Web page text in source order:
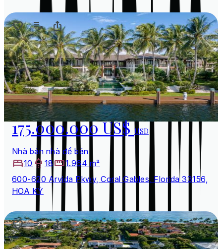
175.000.000 US$USD
Nhà bán nhà để bán
10
18
1.964 m²
600-620 Arvida Pkwy, Coral Gables, Florida 33156,
HOA KỲ